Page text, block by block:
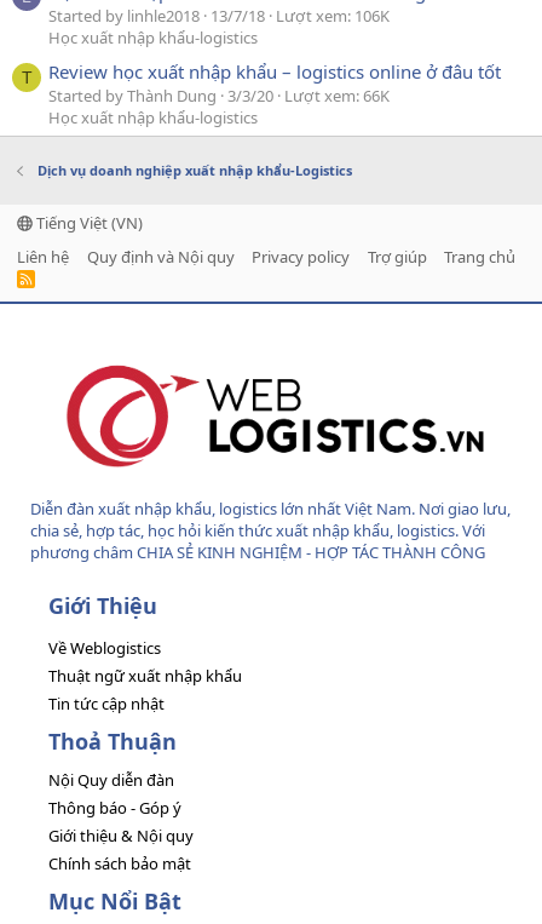
Started by linhle2018 13/7/18 Lượt xem: 106K
Học xuất nhập khẩu-logistics
T Review học xuất nhập khẩu – logistics online ở đâu tốt
Started by Thành Dung 3/3/20 Lượt xem: 66K
Học xuất nhập khẩu-logistics
Dịch vụ doanh nghiệp xuất nhập khẩu-Logistics
Tiếng Việt (VN)
Liên hệ
Quy định và Nội quy Privacy policy Trợ giúp Trang chủ
R
Diễn đàn xuất nhập khẩu, logistics lớn nhất Việt Nam. Nơi giao lưu,
chia sẻ, hợp tác, học hỏi kiến thức xuất nhập khẩu, logistics. Với
phương châm CHIA SẺ KINH NGHIỆM - HỢP TÁC THÀNH CÔNG
Giới Thiệu
Về Weblogistics
Thuật ngữ xuất nhập khẩu
Tin tức cập nhật
Thoả Thuận
Nội Quy diễn đàn
Thông báo - Góp ý
Giới thiệu & Nội quy
Chính sách bảo mật
Mục Nổi Bật